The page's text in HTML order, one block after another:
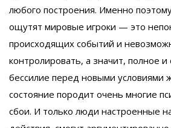
любого построения. Именно
ощутят мировые игроки — это
происходящих событий и
контролировать, а значит, полное
бессилие перед новыми условиями
состояние породит очень многие
сбои. И только люди настроенные